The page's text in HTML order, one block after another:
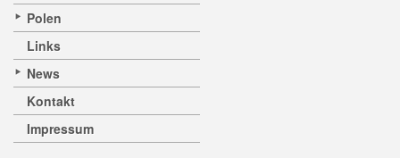
Polen
Links
News
Kontakt
Impressum